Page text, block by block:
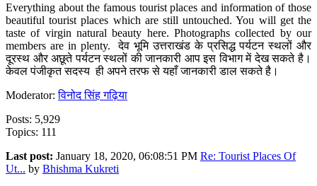
Everything about the famous tourist places and information of those
beautiful tourist places which are still untouched. You will get the
taste of virgin natural beauty here. Photographs collected by our
members are in plenty. देव भूमि उत्तराखंड के प्रसिद्ध पर्यटन स्थलों और
दूरस्थ और अछूते पर्यटन स्थलों की जानकारी आप इस विभाग में देख सकते है।
केवल पंजीकृत सदस्य ही अपने तरफ से यहाँ जानकारी डाल सकते है।
Moderator:विनोद सिंह गढ़िया
Posts: 5,929
Topics: 111
Last post: January 18, 2020, 06:08:51 PM Re: Tourist Places Of
Ut... by Bhishma Kukreti